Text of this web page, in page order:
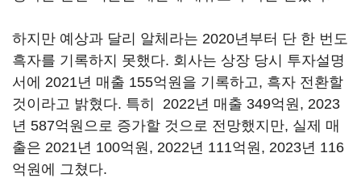
하지만 예상과 달리 알체라는 2020년부터 단 한 번도
흑자를 기록하지 못했다. 회사는 상장 당시 투자설명
서에 2021년 매출 155억원을 기록하고, 흑자 전환할
것이라고 밝혔다. 특히 2022년 매출 349억원, 2023
년 587억원으로 증가할 것으로 전망했지만, 실제 매
출은 2021년 100억원, 2022년 111억원, 2023년 116
억원에 그쳤다.